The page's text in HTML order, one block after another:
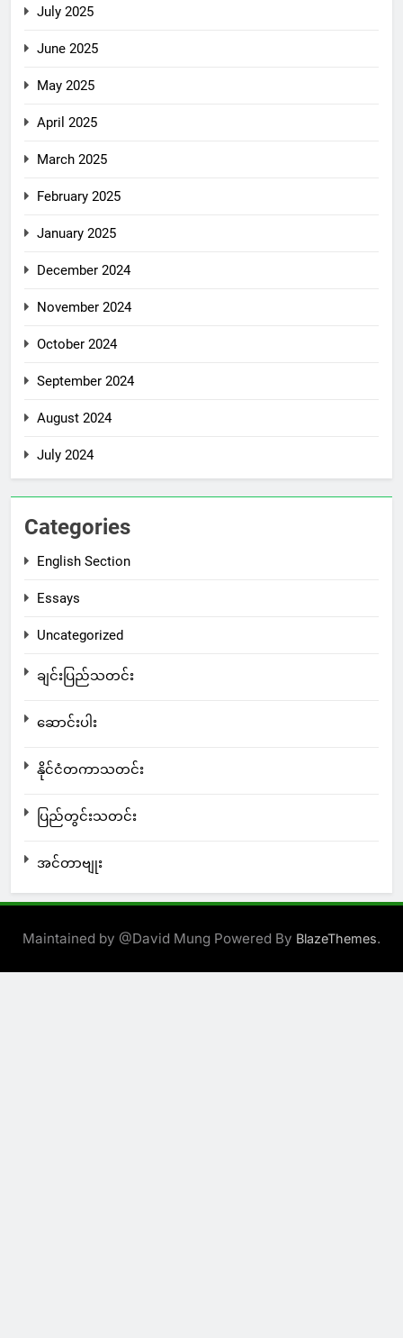
July 2025
June 2025
May 2025
April 2025
March 2025
February 2025
January 2025
December 2024
November 2024
October 2024
September 2024
August 2024
July 2024
Categories
English Section
Essays
Uncategorized
ချင်းပြည်သတင်း
ဆောင်းပါး
နိုင်ငံတကာသတင်း
ပြည်တွင်းသတင်း
အင်တာဗျုး
Maintained by @David Mung Powered By BlazeThemes.